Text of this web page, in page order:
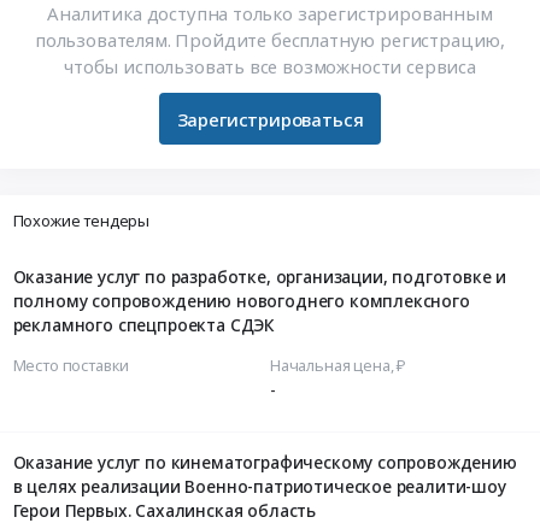
Аналитика доступна только зарегистрированным
пользователям. Пройдите бесплатную регистрацию,
чтобы использовать все возможности сервиса
Зарегистрироваться
Похожие тендеры
Оказание услуг по разработке, организации, подготовке и
полному сопровождению новогоднего комплексного
рекламного спецпроекта СДЭК
Место поставки Начальная цена, ₽
-
Оказание услуг по кинематографическому сопровождению
в целях реализации Военно-патриотическое реалити-шоу
Герои Первых. Сахалинская область